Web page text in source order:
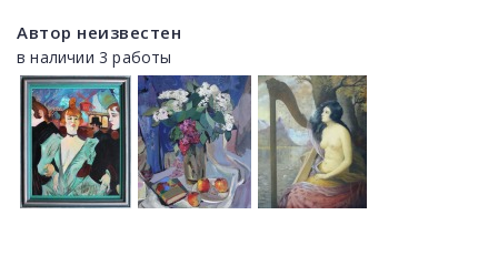
Автор неизвестен
в наличии 3 работы